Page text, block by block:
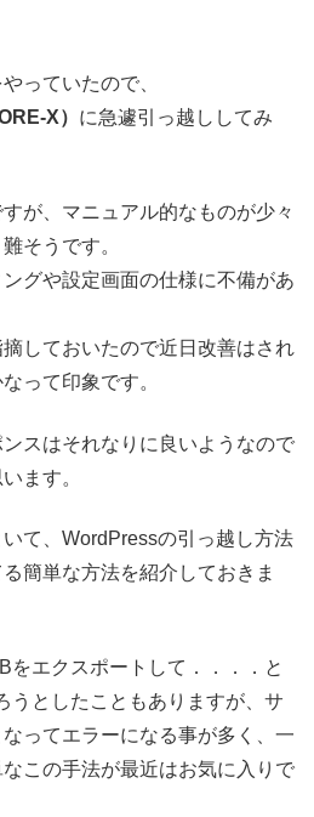
っていたので、
X） に急遽引っ越ししてみ
が、マニュアル的なものが少々
そうです。
グや設定画面の仕様に不備があ
しておいたので近日改善はされ
って印象です。
スはそれなりに良いようなので
ます。
て、WordPressの引っ越し方法
簡単な方法を紹介しておきま
をエクスポートして．．．．と
うとしたこともありますが、サ
ってエラーになる事が多く、一
この手法が最近はお気に入りで